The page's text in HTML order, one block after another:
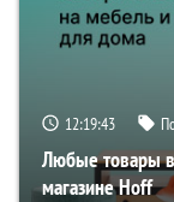
12:19:42
Любые товары
магазине Hoff